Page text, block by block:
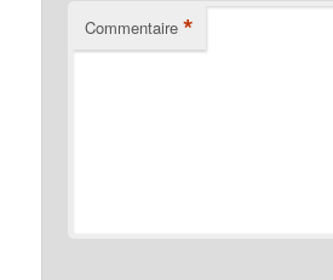
Commentaire *